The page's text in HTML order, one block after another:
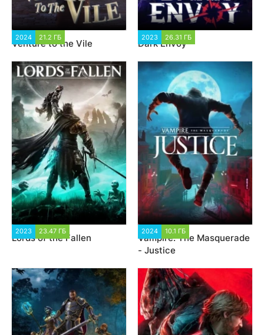
2024 21.2 ГБ
Venture to the Vile
2023 26.31 ГБ
Dark Envoy
2023 23.47 ГБ
Lords of the Fallen
2024 10.1 ГБ
Vampire: The Masquerade
- Justice